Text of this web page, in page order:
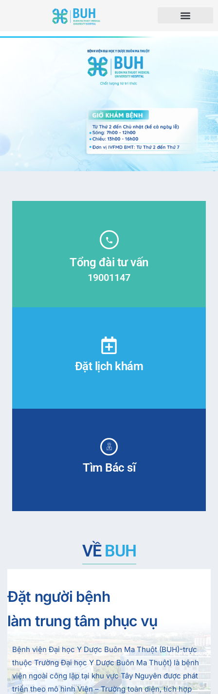
Tổng đài tư vấn
19001147
Đặt lịch khám
Tìm Bác sĩ
VỀ BUH
Đặt người bệnh
làm trung tâm phục vụ
Bệnh viện Đại học Y Dược Buôn Ma Thuột (BUH)-trực
thuộc Trường Đại học Y Dược Buôn Ma Thuột) là bệnh
viện ngoài công lập tại khu vực Tây Nguyên được phát
triển theo mô hình Viện – Trường toàn diện, tích hợp